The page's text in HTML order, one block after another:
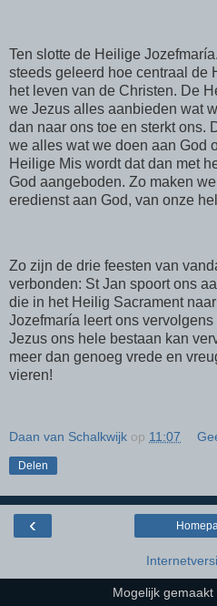
Ten slotte de Heilige
steeds geleerd hoe centraal de
het leven van de Christen. De
we Jezus alles aanbieden wat
dan naar ons toe en sterkt ons.
we alles wat we doen aan God
Heilige Mis wordt dat dan met
God aangeboden. Zo maken
eredienst aan God, van onze
Zo zijn de drie feesten van
verbonden: St Jan spoort ons
die in het Heilig Sacrament
Jozefmaría leert ons
Jezus ons hele bestaan kan
meer dan genoeg vrede en
vieren!
Daan van Schalkwijk op 11:07
Delen
‹
Mogelijk gemaakt